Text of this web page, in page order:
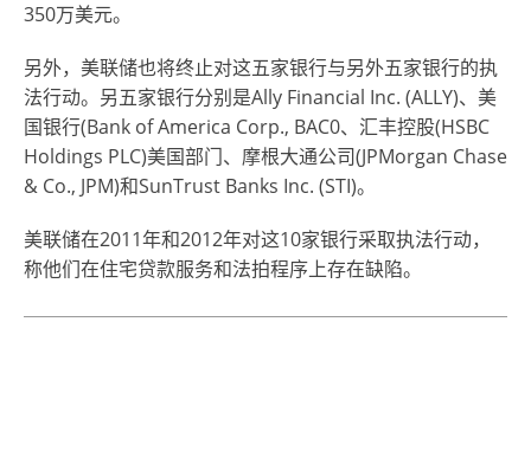
350万美元。
另外，美联储也将终止对这五家银行与另外五家银行的执
法行动。另五家银行分别是Ally Financial Inc. (ALLY)、美
国银行(Bank of America Corp., BAC0、汇丰控股(HSBC
Holdings PLC)美国部门、摩根大通公司(JPMorgan Chase
& Co., JPM)和SunTrust Banks Inc. (STI)。
美联储在2011年和2012年对这10家银行采取执法行动，
称他们在住宅贷款服务和法拍程序上存在缺陷。